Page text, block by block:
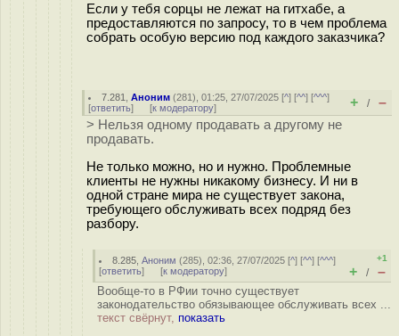
Если у тебя сорцы не лежат на гитхабе, а
предоставляются по запросу, то в чем проблема
собрать особую версию под каждого заказчика?
7.281 ,Аноним (281), 01:25, 27/07/2025 [^] [^^] [^^^]
[ответить] [к модератору] + / –
> Нельзя одному продавать а другому не
продавать.
Не только можно, но и нужно. Проблемные
клиенты не нужны никакому бизнесу. И ни в
одной стране мира не существует закона,
требующего обслуживать всех подряд без
разбору.
8.285 ,Аноним (285), 02:36, 27/07/2025 [^] [^^] [^^^]
[ответить] [к модератору]
+1
+ / –
Вообще-то в РФии точно существует
законодательство обязывающее обслуживать всех ...
текст свёрнут, показать